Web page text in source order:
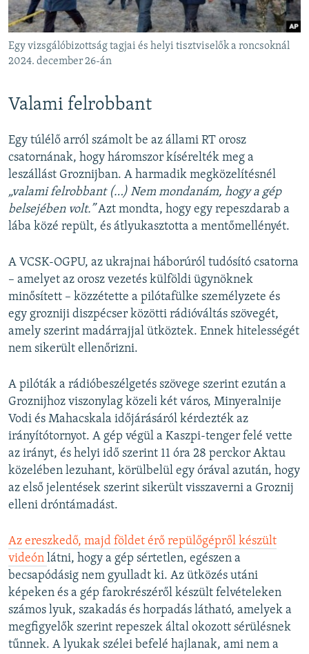
Egy vizsgálóbizottság tagjai és helyi tisztviselők a roncsoknál
2024. december 26-án
Valami felrobbant
Egy túlélő arról számolt be az állami RT orosz
csatornának, hogy háromszor kísérelték meg a
leszállást Groznijban. A harmadik megközelítésnél
„valami felrobbant (…) Nem mondanám, hogy a gép
belsejében volt.”Azt mondta, hogy egy repeszdarab a
lába közé repült, és átlyukasztotta a mentőmellényét.
A VCSK-OGPU, az ukrajnai háborúról tudósító csatorna
– amelyet az orosz vezetés külföldi ügynöknek
minősített – közzétette a pilótafülke személyzete és
egy grozniji diszpécser közötti rádióváltás szövegét,
amely szerint madárrajjal ütköztek. Ennek hitelességét
nem sikerült ellenőrizni.
A pilóták a rádióbeszélgetés szövege szerint ezután a
Groznijhoz viszonylag közeli két város, Minyeralnije
Vodi és Mahacskala időjárásáról kérdezték az
irányítótornyot. A gép végül a Kaszpi-tenger felé vette
az irányt, és helyi idő szerint 11 óra 28 perckor Aktau
közelében lezuhant, körülbelül egy órával azután, hogy
az első jelentések szerint sikerült visszaverni a Groznij
elleni dróntámadást.
Az ereszkedő, majd földet érő repülőgépről készült
videón látni, hogy a gép sértetlen, egészen a
becsapódásig nem gyulladt ki. Az ütközés utáni
képeken és a gép farokrészéről készült felvételeken
számos lyuk, szakadás és horpadás látható, amelyek a
megfigyelők szerint repeszek által okozott sérülésnek
tűnnek. A lyukak szélei befelé hajlanak, ami nem a